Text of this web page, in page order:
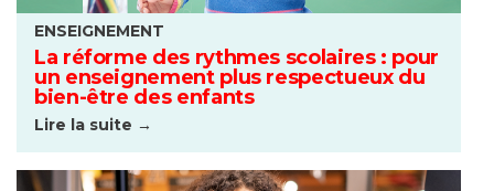
ENSEIGNEMENT
La réforme des rythmes scolaires : pour
un enseignement plus respectueux du
bien-être des enfants
Lire la suite →